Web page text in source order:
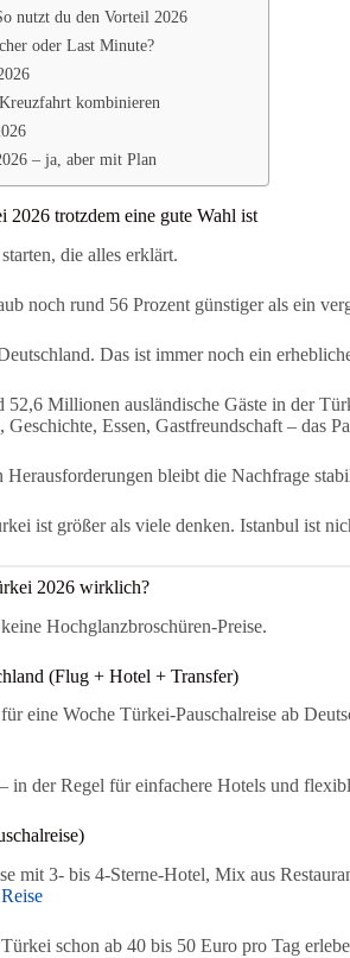
nutzt du den Vorteil 2026
oder Last Minute?
kombinieren
– ja, aber mit Plan
2026 trotzdem eine gute Wahl ist
die alles erklärt.
noch rund 56 Prozent günstiger als ein
Das ist immer noch ein
52,6 Millionen ausländische Gäste in der
Essen, Gastfreundschaft – das
bleibt die Nachfrage
ist größer als viele denken. Istanbul ist
2026 wirklich?
Hochglanzbroschüren-Preise.
(Flug + Hotel + Transfer)
eine Woche Türkei-Pauschalreise ab
in der Regel für einfachere Hotels und
mit 3- bis 4-Sterne-Hotel, Mix aus
schon ab 40 bis 50 Euro pro Tag